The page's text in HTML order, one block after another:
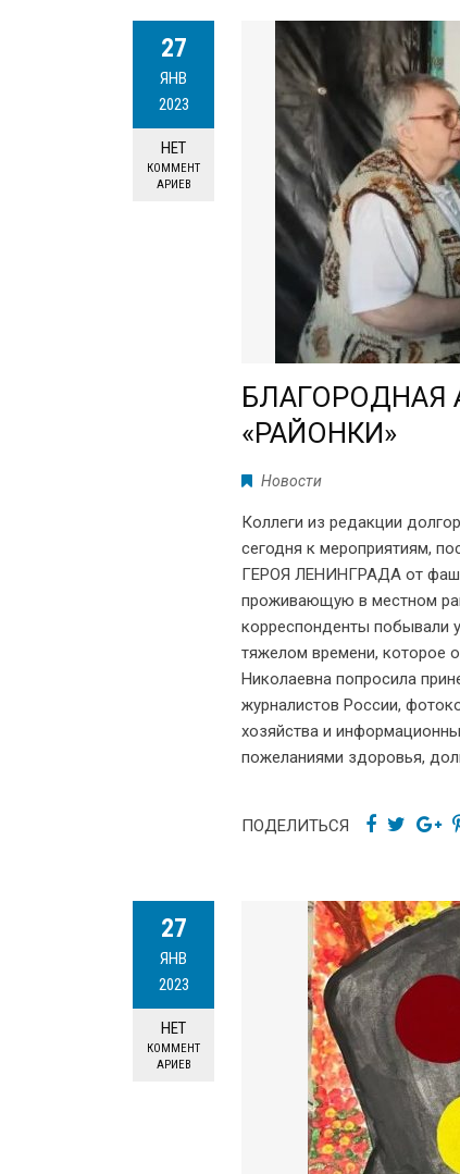
27
ЯНВ
2023
НЕТ
КОММЕНТ
АРИЕВ
БЛАГОРОДНАЯ
«РАЙОНКИ»
Новости
Коллеги из редакции
сегодня к мероприятиям,
ГЕРОЯ ЛЕНИНГРАДА от
проживающую в местном
корреспонденты побывали
тяжелом времени, которое
Николаевна попросила
журналистов России,
хозяйства и
пожеланиями здоровья,
ПОДЕЛИТЬСЯ
27
ЯНВ
2023
НЕТ
КОММЕНТ
АРИЕВ